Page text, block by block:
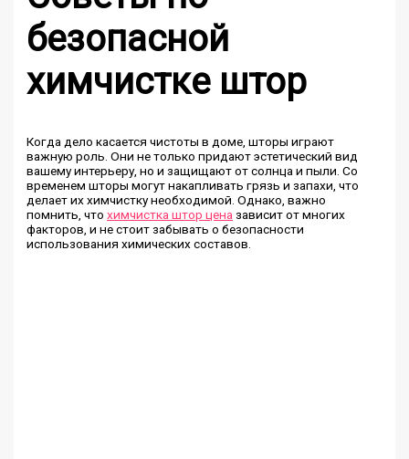
безопасной
химчистке штор
Когда дело касается чистоты в доме, шторы играют
важную роль. Они не только придают эстетический вид
вашему интерьеру, но и защищают от солнца и пыли. Со
временем шторы могут накапливать грязь и запахи, что
делает их химчистку необходимой. Однако, важно
помнить, чтохимчистка штор цена зависит от многих
факторов, и не стоит забывать о безопасности
использования химических составов.